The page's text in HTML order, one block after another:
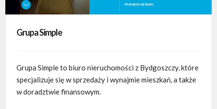
Grupa Simple
Grupa Simple to biuro nieruchomości z Bydgoszczy, które
specjalizuje się w sprzedaży i wynajmie mieszkań, a także
w doradztwie finansowym.